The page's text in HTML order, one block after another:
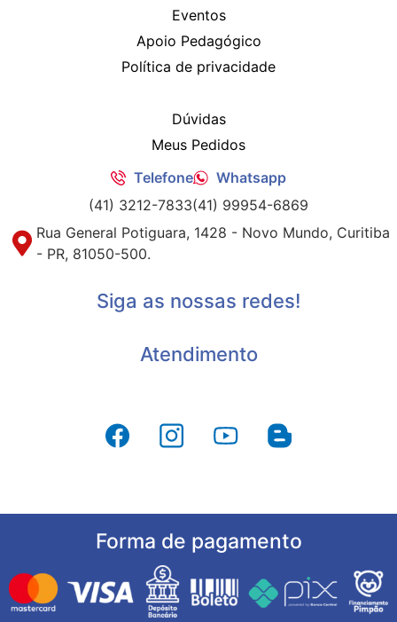
Eventos
Apoio Pedagógico
Política de privacidade
Dúvidas
Meus Pedidos
Telefone
Whatsapp
(41) 3212-7833(41) 99954-6869
Rua General Potiguara, 1428 - Novo Mundo, Curitiba
- PR, 81050-500.
Siga as nossas redes!
Atendimento
Forma de pagamento